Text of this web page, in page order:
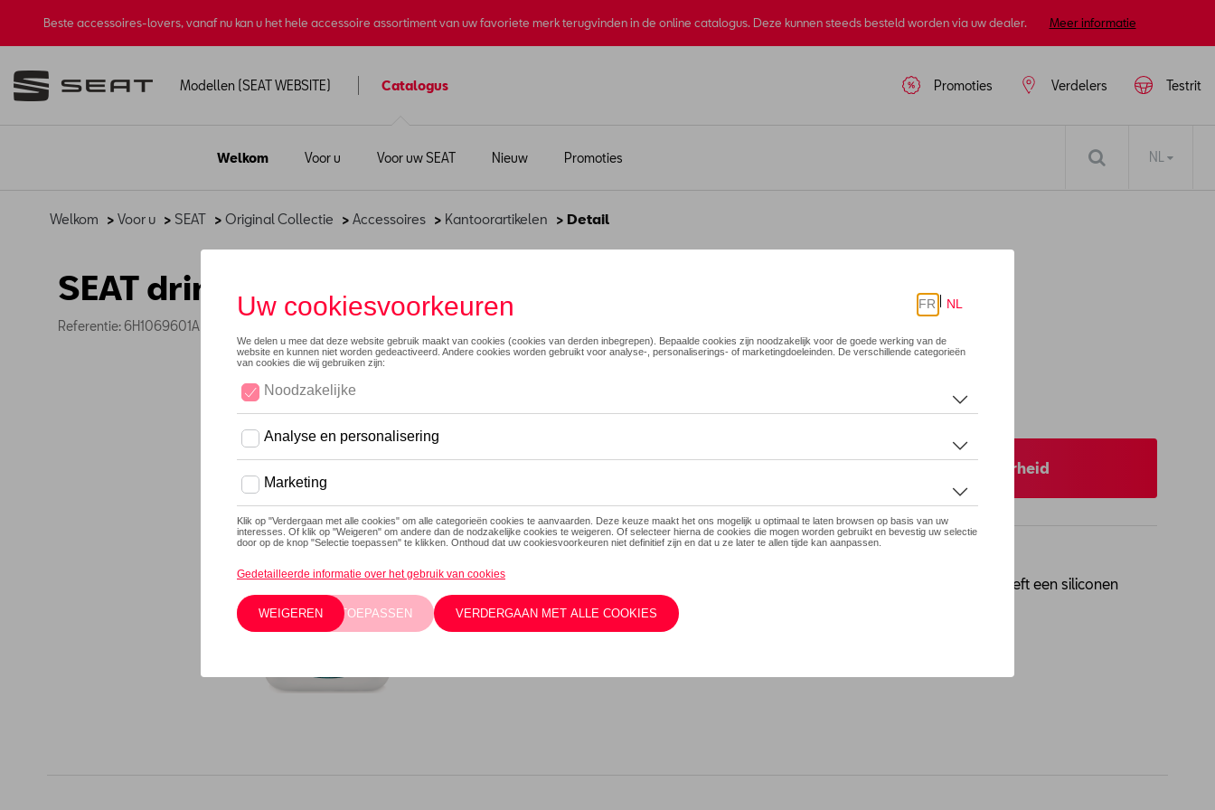
Beste accessoires-lovers, vanaf nu kan u het hele accessoire assortiment van uw favoriete merk terugvinden in de online catalogus. Deze kunnen steeds besteld worden via uw dealer. Meer informatie
Modellen (SEAT WEBSITE) Catalogus
Welkom Voor u Voor uw SEAT Nieuw Promoties
Testrit
Verdelers
Promoties
NL
Welkom > Voor u > SEAT > Original Collectie > Accessoires > Kantoorartikelen > Detail
SEAT drinkfles Tritan
Referentie: 6H1069601A KCB
Dit product is momenteel niet op stock
Contacteer uw dealer voor beschikbaarheid
De SEAT Tritan drinkfles is gemaakt van BPA-vrij Tritan en heeft een siliconen
afsluitbare draaidop. Inhoud: 600 ml.